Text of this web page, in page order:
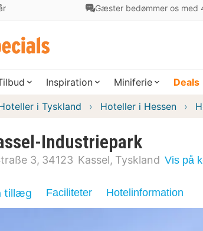
Gæster bedømmer os med
Inspiration Miniferie Deals
i Tyskland Hoteller i Hessen
Industriepark
3 34123 Kassel Tyskland Vis på
tillæg Faciliteter Hotelinformation